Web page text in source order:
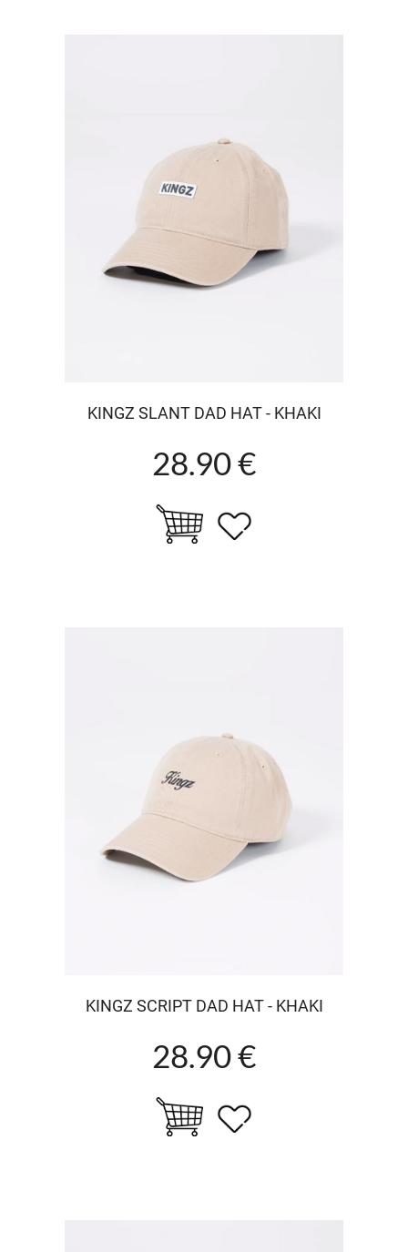
KINGZ SLANT DAD HAT - KHAKI
28.90 €
KINGZ SCRIPT DAD HAT - KHAKI
28.90 €